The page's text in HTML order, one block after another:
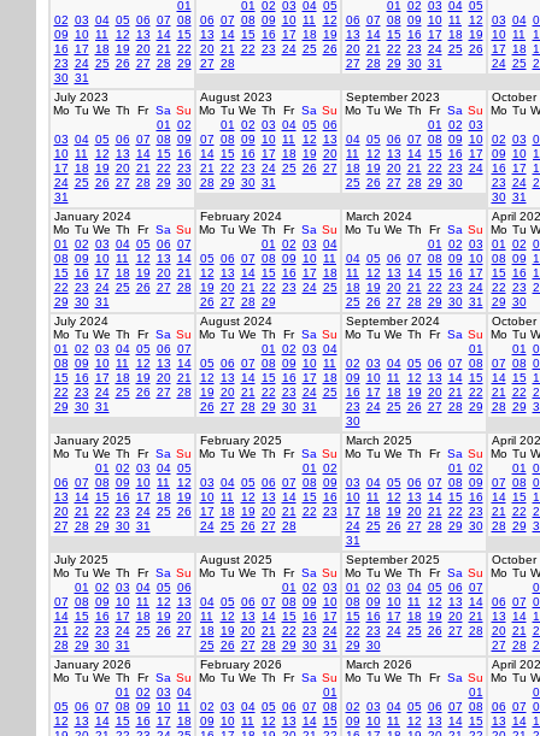
01
02 03 04 05 06 07 08
09
10 11 12 13 14 15
16
17 18 19 20 21
22
23 24 25 26 27 28 29
30 31
01 02 03 04 05
06 07 08 09 10 11
12
13
14 15 16 17 18
19
20 21 22 23 24 25 26
27 28
01 02 03 04 05
06 07 08 09 10 11
12
13
14 15 16 17 18
19
20 21 22 23 24 25 26
27 28 29 30 31
03 04
10 11
17
18
24 25
July 2023
Mo Tu We Th Fr Sa Su
01
02
03 04 05 06 07 08 09
10 11 12 13 14 15 16
17
18 19 20 21 22 23
24 25 26 27 28 29 30
31
August 2023
Mo Tu We Th Fr Sa Su
01
02 03 04 05 06
07 08 09 10 11 12
13
14 15 16 17 18 19 20
21
22 23 24 25 26 27
28 29 30 31
September 2023
Mo Tu We Th Fr Sa Su
01
02 03
04 05 06 07 08 09
10
11
12 13 14 15 16
17
18
19 20 21 22 23 24
25 26 27 28 29 30
October
Mo Tu
02 03
09
10
16
17
23 24
30 31
January 2024
Mo Tu We Th Fr Sa Su
01
02 03 04 05 06 07
08 09 10 11 12 13
14
15 16 17 18 19 20 21
22 23 24 25 26 27 28
29 30 31
February 2024
Mo Tu We Th Fr Sa Su
01
02 03 04
05 06 07 08 09 10 11
12
13 14 15 16 17
18
19 20 21 22 23 24 25
26 27 28 29
March 2024
Mo Tu We Th Fr Sa Su
01
02 03
04 05 06 07 08 09
10
11
12 13 14 15 16
17
18
19 20 21 22 23 24
25 26 27 28 29 30 31
April
Mo Tu
01
02
08 09
15 16
22 23
29 30
July 2024
Mo Tu We Th Fr Sa Su
01
02 03 04 05 06 07
08 09 10 11 12 13
14
15 16 17 18 19 20 21
22 23 24 25 26 27 28
29 30 31
August 2024
Mo Tu We Th Fr Sa Su
01
02 03 04
05 06 07 08 09 10 11
12
13 14 15 16 17
18
19 20 21 22 23 24 25
26 27 28 29 30 31
September 2024
Mo Tu We Th Fr Sa Su
01
02 03 04 05 06 07 08
09
10 11 12 13 14 15
16
17 18 19 20 21
22
23 24 25 26 27 28 29
30
October
Mo Tu
01
07 08
14 15
21
22
28 29
January 2025
Mo Tu We Th Fr Sa Su
01
02 03 04 05
06 07 08 09 10 11
12
13
14 15 16 17 18
19
20 21 22 23 24 25 26
27 28 29 30 31
February 2025
Mo Tu We Th Fr Sa Su
01
02
03 04 05 06 07 08 09
10 11 12 13 14 15 16
17
18 19 20 21 22 23
24 25 26 27 28
March 2025
Mo Tu We Th Fr Sa Su
01
02
03 04 05 06 07 08 09
10 11 12 13 14 15 16
17
18 19 20 21 22 23
24 25 26 27 28 29 30
31
April
Mo Tu
01
07 08
14 15
21
22
28 29
July 2025
Mo Tu We Th Fr Sa Su
01
02 03 04 05 06
07 08 09 10 11 12
13
14 15 16 17 18 19 20
21
22 23 24 25 26 27
28 29 30 31
August 2025
Mo Tu We Th Fr Sa Su
01
02 03
04 05 06 07 08 09
10
11
12 13 14 15 16
17
18
19 20 21 22 23 24
25 26 27 28 29 30 31
September 2025
Mo Tu We Th Fr Sa Su
01
02 03 04 05 06 07
08 09 10 11 12 13
14
15 16 17 18 19 20 21
22 23 24 25 26 27 28
29 30
October
Mo Tu
06 07
13
14
20 21
27 28
January 2026
Mo Tu We Th Fr Sa Su
01
02 03 04
05 06 07 08 09 10 11
12
13 14 15 16 17
18
February 2026
Mo Tu We Th Fr Sa Su
01
02 03 04 05 06 07 08
09
10 11 12 13 14 15
March 2026
Mo Tu We Th Fr Sa Su
01
02 03 04 05 06 07 08
09
10 11 12 13 14 15
April
Mo Tu
06 07
13
14